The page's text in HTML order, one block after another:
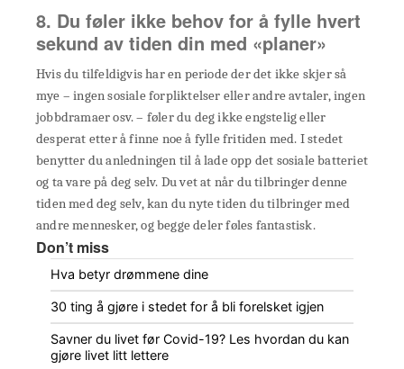
8. Du føler ikke behov for å fylle hvert
sekund av tiden din med «planer»
Hvis du tilfeldigvis har en periode der det ikke skjer så
mye – ingen sosiale forpliktelser eller andre avtaler, ingen
jobbdramaer osv. – føler du deg ikke engstelig eller
desperat etter å finne noe å fylle fritiden med. I stedet
benytter du anledningen til å lade opp det sosiale batteriet
og ta vare på deg selv. Du vet at når du tilbringer denne
tiden med deg selv, kan du nyte tiden du tilbringer med
andre mennesker, og begge deler føles fantastisk.
Don’t miss
Hva betyr drømmene dine
30 ting å gjøre i stedet for å bli forelsket igjen
Savner du livet før Covid-19? Les hvordan du kan
gjøre livet litt lettere